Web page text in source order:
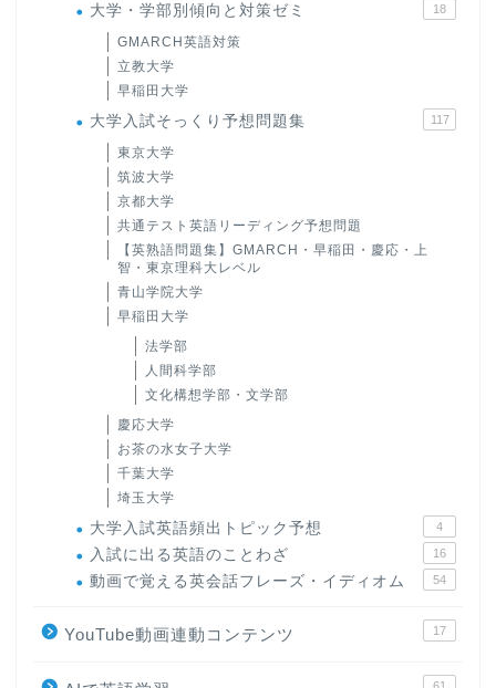
大学・学部別傾向と対策ゼミ 18
GMARCH英語対策
立教大学
早稲田大学
大学入試そっくり予想問題集 117
東京大学
筑波大学
京都大学
共通テスト英語リーディング予想問題
【英熟語問題集】GMARCH・早稲田・慶応・上
智・東京理科大レベル
青山学院大学
早稲田大学
法学部
人間科学部
文化構想学部・文学部
慶応大学
お茶の水女子大学
千葉大学
埼玉大学
大学入試英語頻出トピック予想 4
入試に出る英語のことわざ 16
動画で覚える英会話フレーズ・イディオム 54
YouTube動画連動コンテンツ 17